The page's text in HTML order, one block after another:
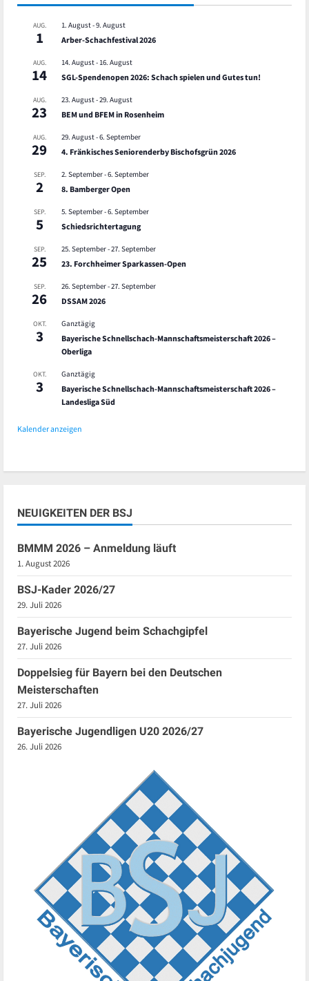
AUG.
1
1. August-9. August
Arber-Schachfestival 2026
AUG.
14
14. August- 16. August
SGL-Spendenopen 2026: Schach spielen und Gutes tun!
AUG.
23
23. August-29. August
BEM und BFEM in Rosenheim
AUG.
29
29. August-6. September
4. Fränkisches Seniorenderby Bischofsgrün 2026
SEP.
2
2. September-6. September
8. Bamberger Open
SEP.
5
5. September-6. September
Schiedsrichtertagung
SEP.
25
25. September-27. September
23. Forchheimer Sparkassen-Open
SEP.
26
26. September-27. September
DSSAM 2026
OKT.
3
Ganztägig
Bayerische Schnellschach-Mannschaftsmeisterschaft 2026 –
Oberliga
OKT.
3
Ganztägig
Bayerische Schnellschach-Mannschaftsmeisterschaft 2026 –
Landesliga Süd
Kalender anzeigen
NEUIGKEITEN DER BSJ
BMMM 2026 – Anmeldung läuft
1. August 2026
BSJ-Kader 2026/27
29. Juli 2026
Bayerische Jugend beim Schachgipfel
27. Juli 2026
Doppelsieg für Bayern bei den Deutschen
Meisterschaften
27. Juli 2026
Bayerische Jugendligen U20 2026/27
26. Juli 2026